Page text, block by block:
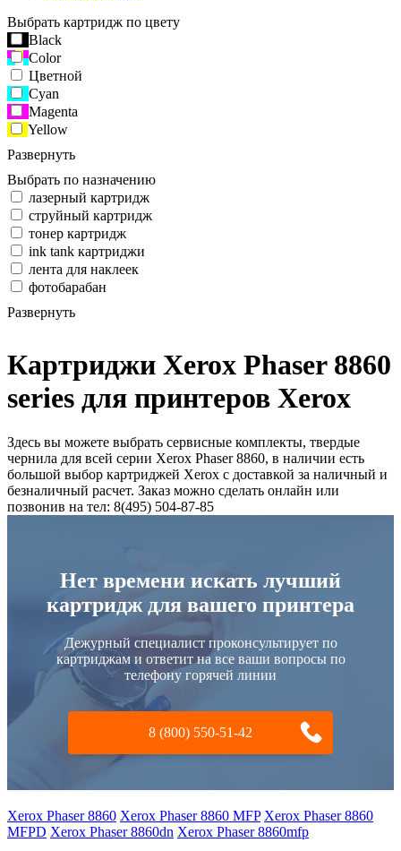
Выбрать картридж по цвету
Black
Color
Цветной
Cyan
Magenta
Yellow
Развернуть
Выбрать по назначению
лазерный картридж
струйный картридж
тонер картридж
ink tank картриджи
лента для наклеек
фотобарабан
Развернуть
Картриджи Xerox Phaser 8860
series для принтеров Xerox
Здесь вы можете выбрать сервисные комплекты, твердые
чернила для всей серии Xerox Phaser 8860, в наличии есть
большой выбор картриджей Xerox с доставкой за наличный и
безналичный расчет. Заказ можно сделать онлайн или
позвонив на тел: 8(495) 504-87-85
Нет времени искать лучший
картридж для вашего принтера
Дежурный специалист проконсультирует по
картриджам и ответит на все ваши вопросы по
телефону горячей линии
8 (800) 550-51-42
Xerox Phaser 8860 Xerox Phaser 8860 MFP Xerox Phaser 8860
MFPD Xerox Phaser 8860dn Xerox Phaser 8860mfp